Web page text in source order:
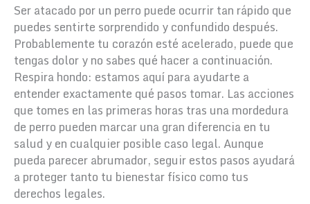
Ser atacado por un perro puede ocurrir tan rápido que
puedes sentirte sorprendido y confundido después.
Probablemente tu corazón esté acelerado, puede que
tengas dolor y no sabes qué hacer a continuación.
Respira hondo: estamos aquí para ayudarte a
entender exactamente qué pasos tomar. Las acciones
que tomes en las primeras horas tras una mordedura
de perro pueden marcar una gran diferencia en tu
salud y en cualquier posible caso legal. Aunque
pueda parecer abrumador, seguir estos pasos ayudará
a proteger tanto tu bienestar físico como tus
derechos legales.